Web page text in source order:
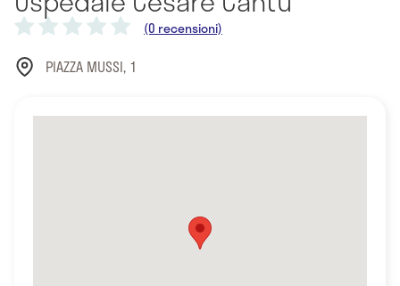
(0 recensioni)
PIAZZA MUSSI, 1